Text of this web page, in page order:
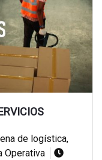
de logística,
Operativa